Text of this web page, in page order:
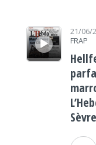
Lecteur audio 21/06/
FRAP